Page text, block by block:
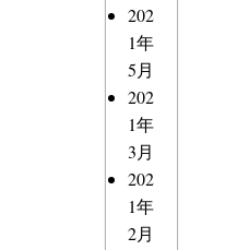
202
1年
5月
202
1年
3月
202
1年
2月